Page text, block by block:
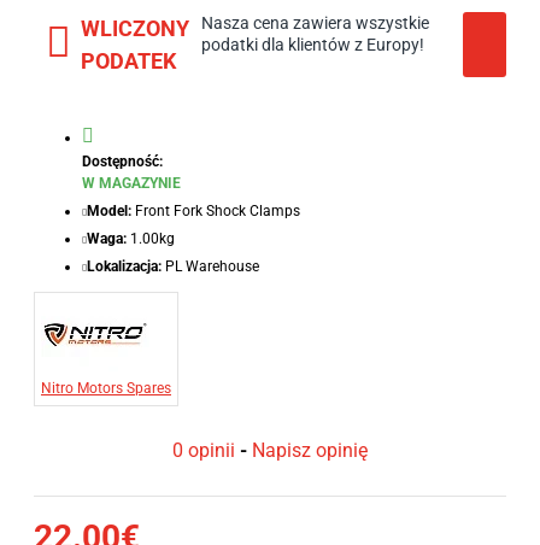
WLICZONY
PODATEK
Nasza cena zawiera wszystkie
podatki dla klientów z Europy!
Dostępność:
W MAGAZYNIE
Model: Front Fork Shock Clamps
Waga: 1.00kg
Lokalizacja: PL Warehouse
Nitro Motors Spares
0 opinii - Napisz opinię